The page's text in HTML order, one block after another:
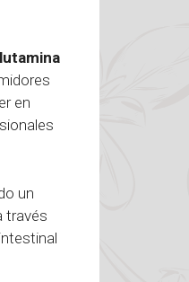
en
un
través